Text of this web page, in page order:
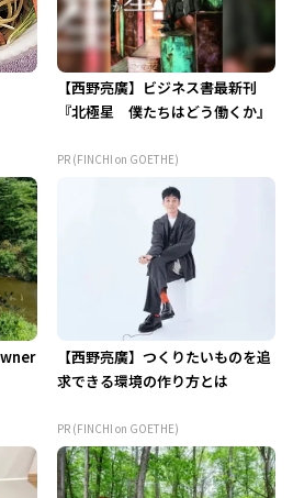
【西野亮廣】ビジネス書最新刊
『北極星 僕たちはどう働くか』
PR (FINCHI on GOETHE)
【西野亮廣】つくりたいものを追
求できる環境の作り方とは
PR (FINCHI on GOETHE)